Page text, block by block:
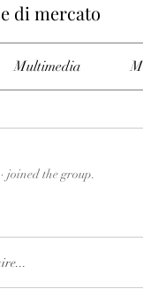
di mercato
Multimedia
· joined the group.